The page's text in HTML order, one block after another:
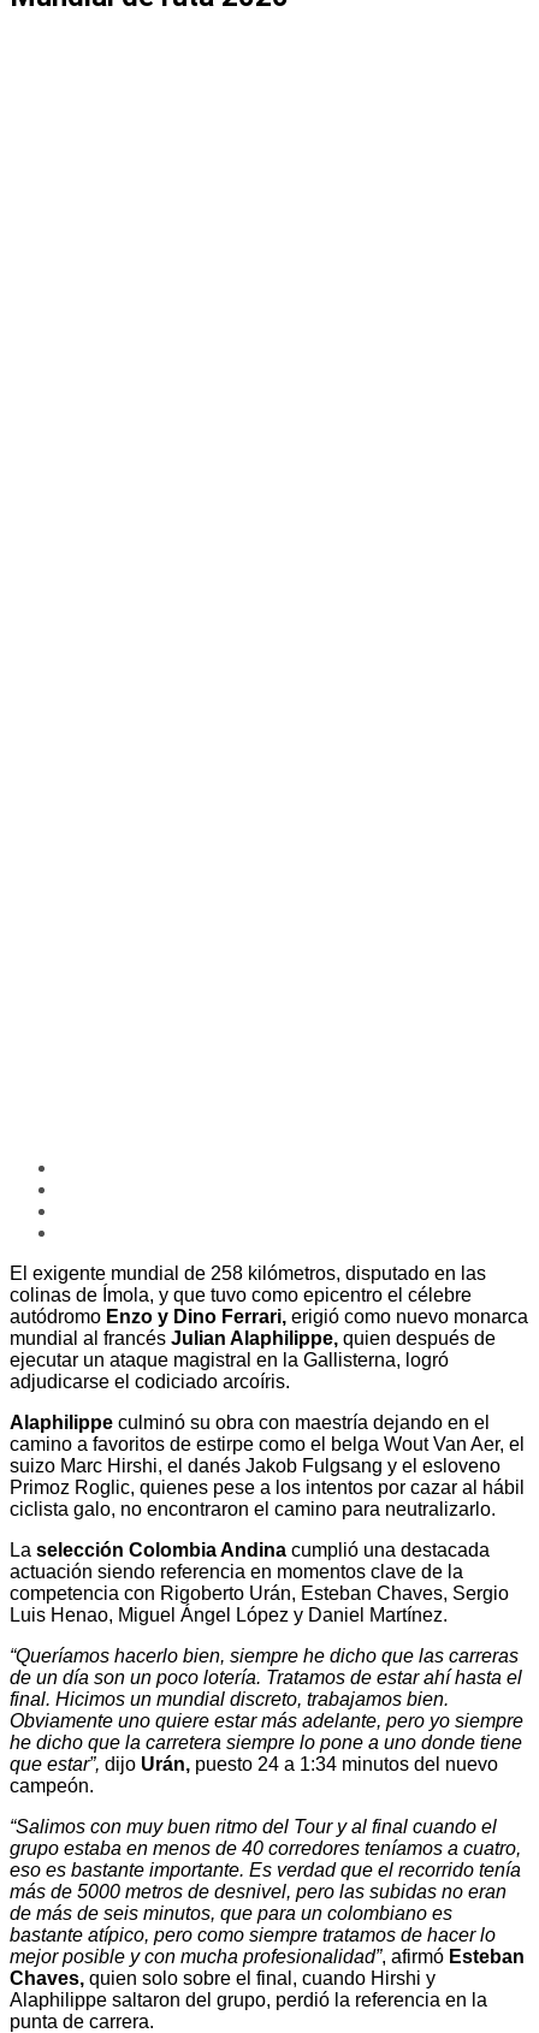
El exigente mundial de 258 kilómetros, disputado en las
colinas de Ímola, y que tuvo como epicentro el célebre
autódromo Enzo y Dino Ferrari, erigió como nuevo monarca
mundial al francés Julian Alaphilippe, quien después de
ejecutar un ataque magistral en la Gallisterna, logró
adjudicarse el codiciado arcoíris.
Alaphilippe culminó su obra con maestría dejando en el
camino a favoritos de estirpe como el belga Wout Van Aer, el
suizo Marc Hirshi, el danés Jakob Fulgsang y el esloveno
Primoz Roglic, quienes pese a los intentos por cazar al hábil
ciclista galo, no encontraron el camino para neutralizarlo.
La selección Colombia Andina cumplió una destacada
actuación siendo referencia en momentos clave de la
competencia con Rigoberto Urán, Esteban Chaves, Sergio
Luis Henao, Miguel Ángel López y Daniel Martínez.
“Queríamos hacerlo bien, siempre he dicho que las carreras
de un día son un poco lotería. Tratamos de estar ahí hasta el
final. Hicimos un mundial discreto, trabajamos bien.
Obviamente uno quiere estar más adelante, pero yo siempre
he dicho que la carretera siempre lo pone a uno donde tiene
que estar”, dijo Urán, puesto 24 a 1:34 minutos del nuevo
campeón.
“Salimos con muy buen ritmo del Tour y al final cuando el
grupo estaba en menos de 40 corredores teníamos a cuatro,
eso es bastante importante. Es verdad que el recorrido tenía
más de 5000 metros de desnivel, pero las subidas no eran
de más de seis minutos, que para un colombiano es
bastante atípico, pero como siempre tratamos de hacer lo
mejor posible y con mucha profesionalidad”, afirmó Esteban
Chaves, quien solo sobre el final, cuando Hirshi y
Alaphilippe saltaron del grupo, perdió la referencia en la
punta de carrera.